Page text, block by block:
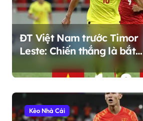
ĐT Việt Nam trước Timor
Leste: Chiến thắng là bắt
buộc, nhưng còn nhiều điều
hơn thế
Kèo Nhà Cái